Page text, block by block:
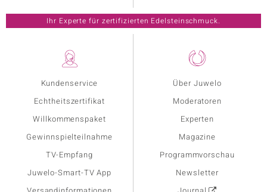
Kundenservice
Echtheitszertifikat
Willkommenspaket
Gewinnspielteilnahme
TV-Empfang
Juwelo-Smart-TV App
Über Juwelo
Moderatoren
Experten
Magazine
Programmvorschau
Newsletter
Ihr Experte für zertifizierten Edelsteinschmuck.